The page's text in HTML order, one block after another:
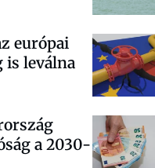
európai
is leválna
a 2030-